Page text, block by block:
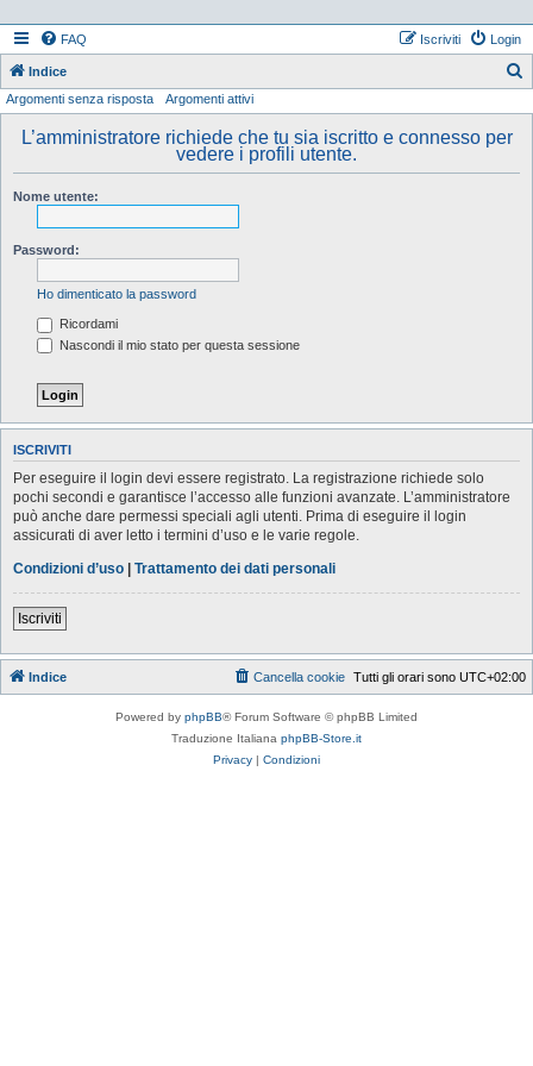
FAQ Login
Iscriviti
Indice
Argomenti senza risposta Argomenti attivi
L’amministratore richiede che tu sia iscritto e connesso per
vedere i profili utente.
Nome utente:
Password:
Ho dimenticato la password
Ricordami
Nascondi il mio stato per questa sessione
ISCRIVITI
Per eseguire il login devi essere registrato. La registrazione richiede solo
pochi secondi e garantisce l’accesso alle funzioni avanzate. L’amministratore
può anche dare permessi speciali agli utenti. Prima di eseguire il login
assicurati di aver letto i termini d’uso e le varie regole.
Condizioni d’uso | Trattamento dei dati personali
Iscriviti
Indice Tutti gli orari sono UTC+02:00
Cancella cookie
Powered by phpBB® Forum Software © phpBB Limited
Traduzione Italiana phpBB-Store.it
Privacy | Condizioni